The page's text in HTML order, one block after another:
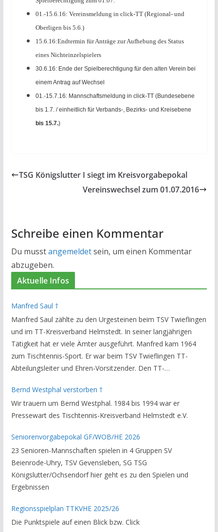
01.-15.6.16: Vereinsmeldung in click-TT (Regional- und
Oberligen bis 5.6.)
15.6.16:Endtermin für Anträge zur Aufhebung des Status
eines Nichteinzelspielers
30.6.16: Ende der Spielberechtigung für den alten Verein bei
einem Antrag auf Wechsel
01.-15.7.16: Mannschaftsmeldung in click-TT (Bundesebene
bis 1.7. / einheitlich für Verbands-, Bezirks- und Kreisebene
bis 15.7.)
TSG Königslutter I siegt im Kreisvorgabepokal
Vereinswechsel zum 01.07.2016
Schreibe einen Kommentar
Du musstangemeldetsein, um einen Kommentar
abzugeben.
Aktuelle Infos
Manfred Saul †
Manfred Saul zählte zu den Urgesteinen beim TSV Twieflingen
und im TT-Kreisverband Helmstedt. In seiner langjährigen
Tätigkeit hat er viele Ämter ausgeführt. Manfred kam 1964
zum Tischtennis-Sport. Er war beim TSV Twieflingen TT-
Abteilungsleiter und Ehren-Vorsitzender. Den TT-
Helmstedt unterstützte er als Staffelleiter. Zuletzt war er
Vorsitzender des Rechtsausschusses im Kreisverband. Im
stillen GedenkenH.-K. Bartels / Vorsitzender
Bernd Westphal verstorben †
Wir trauern um Bernd Westphal. 1984 bis 1994 war er
Pressewart des Tischtennis-Kreisverband Helmstedt e.V.
Seniorenvorgabepokal GF/WOB/HE 2026
23 Senioren-Mannschaften spielen in 4 Gruppen SV
Beienrode-Uhry, TSV Gevensleben, SG TSG
Königslutter/Ochsendorf hier geht es zu den Spielen und
Ergebnissen
Regionsspielplan TTKVHE 2025/26
Die Punktspiele auf einen Blick bzw. Click